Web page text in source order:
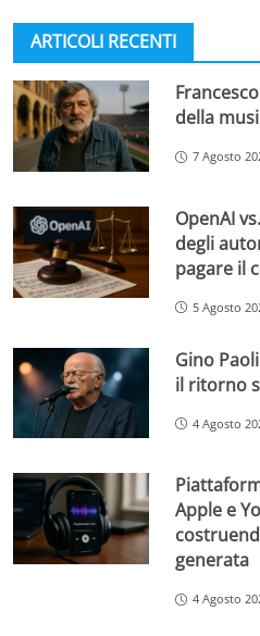
ARTICOLI RECENTI
della
7 Agosto
OpenAI
degli
pagare il
5 Agosto
Gino
il ritorno
4 Agosto
Apple e
generata
4 Agosto